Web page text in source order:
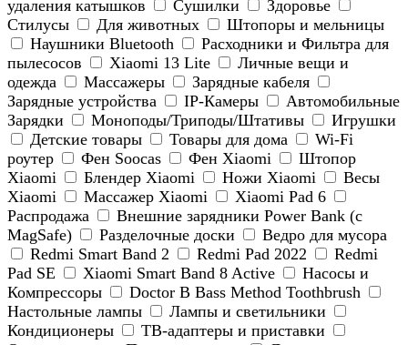
удаления катышков
Сушилки
Здоровье
Стилусы
Для животных
Штопоры и мельницы
Наушники Bluetooth
Расходники и Фильтра для
пылесосов
Xiaomi 13 Lite
Личные вещи и
одежда
Массажеры
Зарядные кабеля
Зарядные устройства
IP-Камеры
Автомобильные
Зарядки
Моноподы/Триподы/Штативы
Игрушки
Детские товары
Товары для дома
Wi-Fi
роутер
Фен Soocas Фен Xiaomi
Штопор
Xiaomi
Блендер Xiaomi Ножи Xiaomi
Весы
Xiaomi
Массажер Xiaomi
Xiaomi Pad 6
Распродажа
Внешние зарядники Power Bank (с
MagSafe)
Разделочные доски
Ведро для мусора
Redmi Smart Band 2
Redmi Pad 2022
Redmi
Pad SE
Xiaomi Smart Band 8 Active
Насосы и
Компрессоры
Doctor B Bass Method Toothbrush
Настольные лампы
Лампы и светильники
Кондиционеры
ТВ-адаптеры и приставки